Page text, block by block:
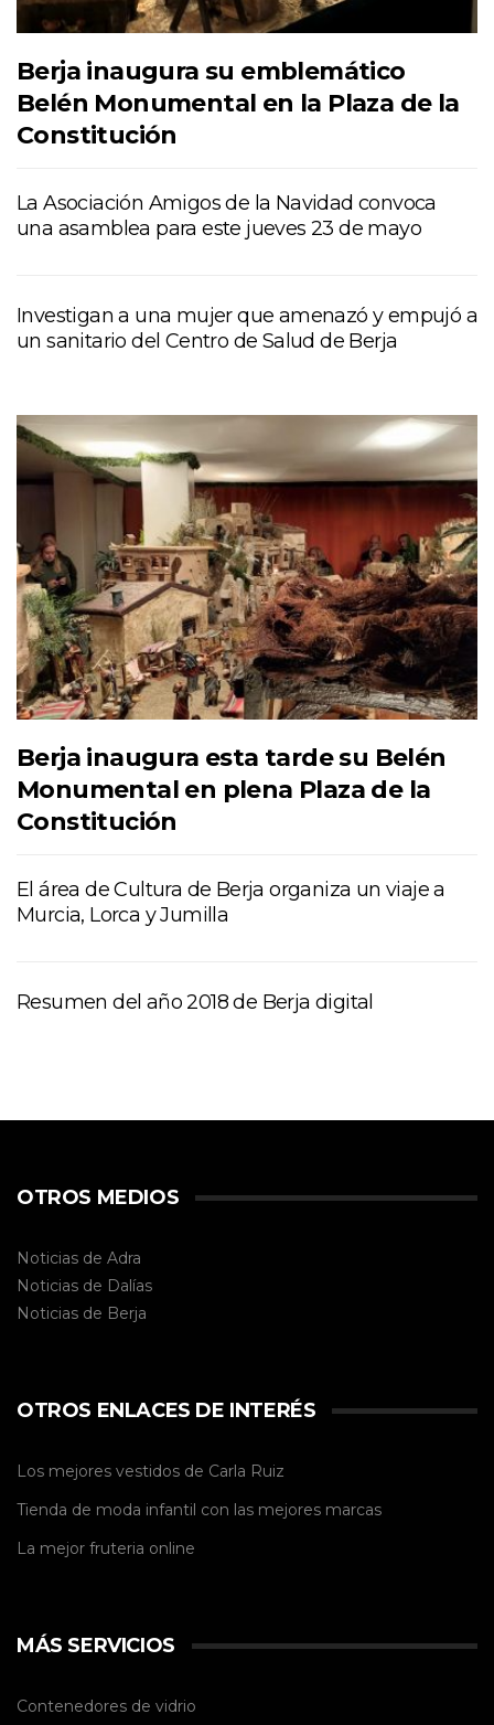
Berja inaugura su emblemático
Belén Monumental en la Plaza de la
Constitución
La Asociación Amigos de la Navidad convoca
una asamblea para este jueves 23 de mayo
Investigan a una mujer que amenazó y empujó a
un sanitario del Centro de Salud de Berja
Berja inaugura esta tarde su Belén
Monumental en plena Plaza de la
Constitución
El área de Cultura de Berja organiza un viaje a
Murcia, Lorca y Jumilla
Resumen del año 2018 de Berja digital
OTROS MEDIOS
Noticias de Adra
Noticias de Dalías
Noticias de Berja
OTROS ENLACES DE INTERÉS
Los mejores vestidos de Carla Ruiz
Tienda de moda infantil con las mejores marcas
La mejor fruteria online
MÁS SERVICIOS
Contenedores de vidrio